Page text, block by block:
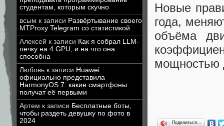
студентам, которым скучно
всым к записи Развёртывание своего
MTProxy Telegram со статистикой
Алексей к записи Как я собрал LLM-
печку на 4 GPU, и на что она
способна
Любовь к записи Huawei
официально представила
HarmonyOS 7: какие смартфоны
получат её первыми
Артем к записи Бесплатные боты,
чтобы раздеть девушку по фото в
2024
Новые
года,
объёма
мощностью
Поделиться…